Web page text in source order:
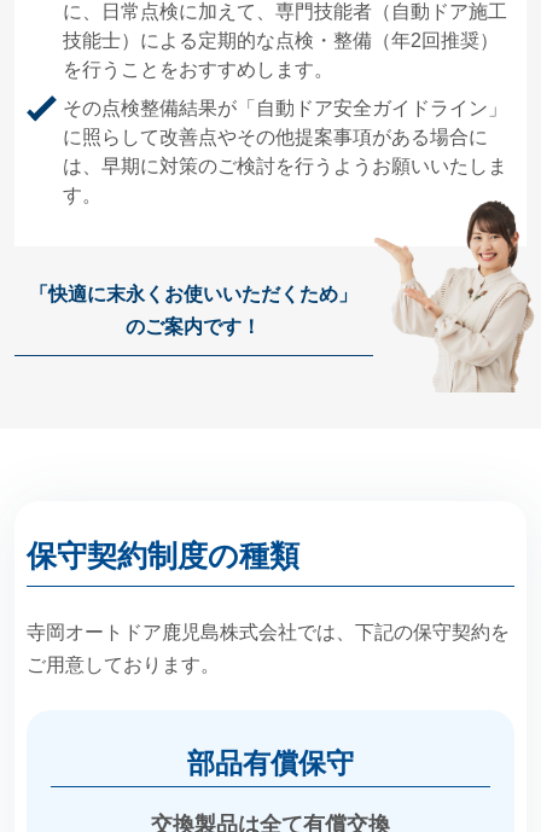
に、日常点検に加えて、専門技能者（自動ドア施工
技能士）による定期的な点検・整備（年2回推奨）
を行うことをおすすめします。
その点検整備結果が「自動ドア安全ガイドライン」
に照らして改善点やその他提案事項がある場合に
は、早期に対策のご検討を行うようお願いいたしま
す。
「快適に末永くお使いいただくため」
のご案内です！
保守契約制度の種類
寺岡オートドア鹿児島株式会社では、下記の保守契約を
ご用意しております。
部品有償保守
交換製品は全て有償交換